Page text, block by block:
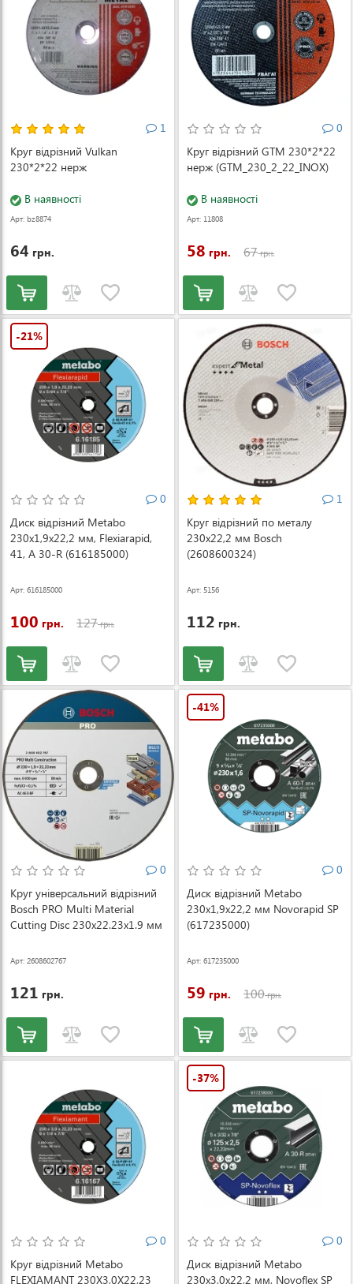
1
Круг відрізний Vulkan
230*2*22 нерж
В наявності
Арт: bz8874
64 грн.
0
Круг відрізний GTM 230*2*22
нерж (GTM_230_2_22_INOX)
В наявності
Арт: 11808
58 грн. 67грн.
-21%
0
Диск відрізний Metabo
230x1,9x22,2 мм, Flexiarapid,
41, A 30-R (616185000)
Арт: 616185000
100 грн. 127грн.
1
Круг відрізний по металу
230х22,2 мм Bosch
(2608600324)
Арт: 5156
112 грн.
0
Круг універсальний відрізний
Bosch PRO Multi Material
Cutting Disc 230x22.23x1.9 мм
Арт: 2608602767
121 грн.
-41%
0
Диск відрізний Metabo
230x1,9х22,2 мм Novorapid SP
(617235000)
Арт: 617235000
59 грн. 100грн.
0
Круг відрізний Metabo
FLEXIAMANT 230X3,0X22,23
-37%
0
Диск відрізний Metabo
230x3,0х22,2 мм, Novoflex SP